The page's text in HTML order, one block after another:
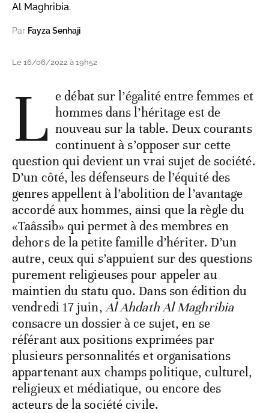
Al Maghribia.
Par Fayza Senhaji
Le 16/06/2022 à 19h52
L e débat sur l’égalité entre femmes et
hommes dans l’héritage est de
nouveau sur la table. Deux courants
continuent à s’opposer sur cette
question qui devient un vrai sujet de société.
D’un côté, les défenseurs de l’équité des
genres appellent à l’abolition de l’avantage
accordé aux hommes, ainsi que la règle du
«Taâssib» qui permet à des membres en
dehors de la petite famille d’hériter. D’un
autre, ceux qui s’appuient sur des questions
purement religieuses pour appeler au
maintien du statu quo. Dans son édition du
vendredi 17 juin,Al Ahdath Al Maghribia
consacre un dossier à ce sujet, en se
référant aux positions exprimées par
plusieurs personnalités et organisations
appartenant aux champs politique, culturel,
religieux et médiatique, ou encore des
acteurs de la société civile.